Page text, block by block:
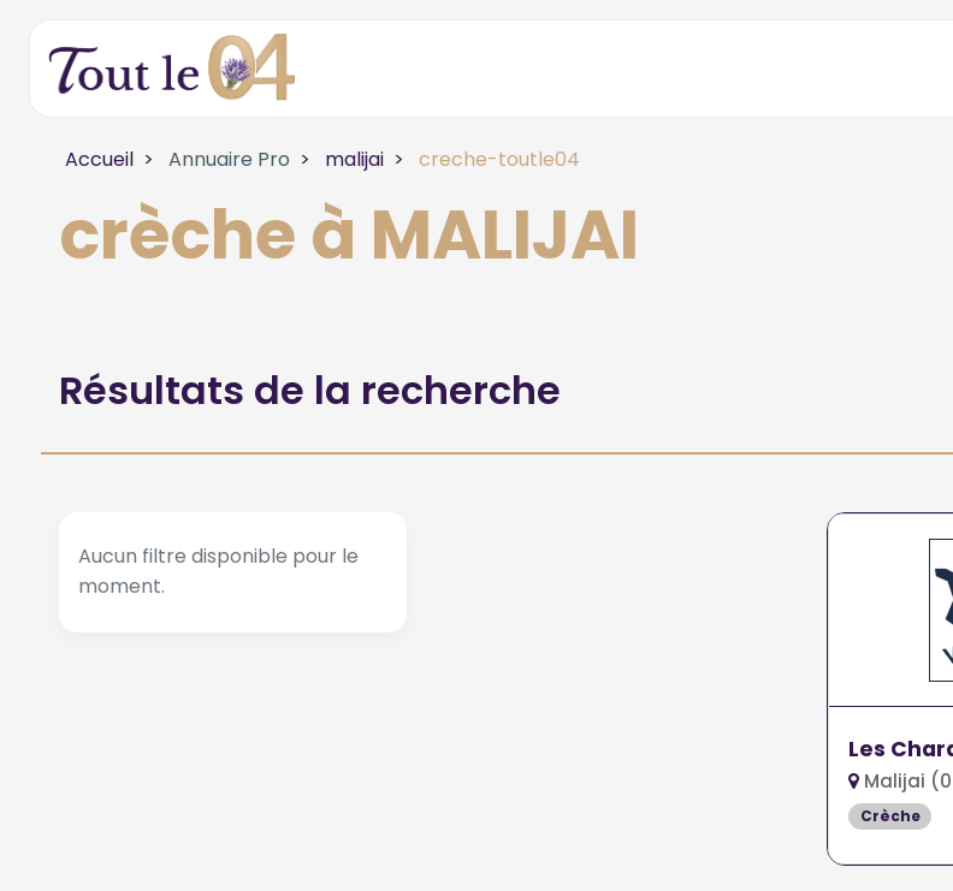
Accueil Annuaire Pro malijai creche-toutle04
crèche à MALIJAI
Résultats de la recherche
Aucun filtre disponible pour le
moment.
Les
Malijai
Crèche